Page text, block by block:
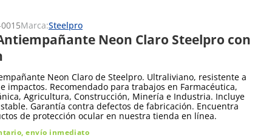
Marca:Steelpro
Neon Claro Steelpro con
Neon Claro de Steelpro. Ultraliviano, resistente a
impactos. Recomendado para trabajos en Farmacéutica,
Agricultura, Construcción, Minería e Industria. Incluye
Garantía contra defectos de fabricación. Encuentra
de protección ocular en nuestra tienda en línea.
envío inmediato